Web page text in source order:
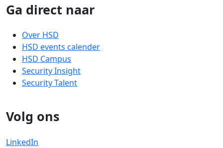
Ga direct naar
Over HSD
HSD events calender
HSD Campus
Security Insight
Security Talent
Volg ons
LinkedIn